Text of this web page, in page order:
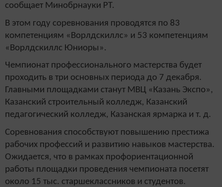
сообщает Минобрнауки РТ.
В этом году соревнования проводятся по 83
компетенциям «Ворлдскиллс» и 53 компетенциям
«Ворлдскиллс Юниоры».
Чемпионат профессионального мастерства будет
проходить в три основных периода до 7 декабря.
Главными площадками станут МВЦ «Казань Экспо»,
Казанский строительный колледж, Казанский
педагогический колледж, Казанская ярмарка и т. д.
Соревнования способствуют повышению престижа
рабочих профессий и развитию навыков мастерства.
Ожидается, что в рамках профориентационной
работы площадки проведения чемпионата посетят
около 15 тыс. старшеклассников и студентов.